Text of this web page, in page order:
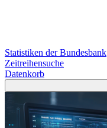
Statistiken der Bundesbank
Zeitreihensuche
Datenkorb